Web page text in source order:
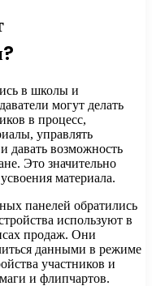
в школы и
могут делать
в процесс,
управлять
давать возможность
Это значительно
материала.
панелей обратились
используют в
продаж. Они
данными в режиме
участников и
и флипчартов.